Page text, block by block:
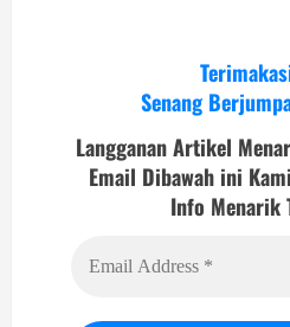
Senang
Langganan Artikel
Email Dibawah ini
Info Menarik